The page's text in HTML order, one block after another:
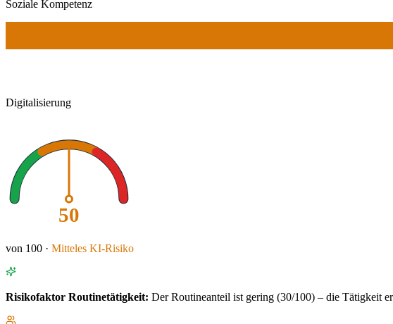
Soziale Kompetenz
Digitalisierung
50
von 100 · Mitteles KI-Risiko
Risikofaktor Routinetätigkeit: Der Routineanteil ist gering (30/100) – die Tätigkeit